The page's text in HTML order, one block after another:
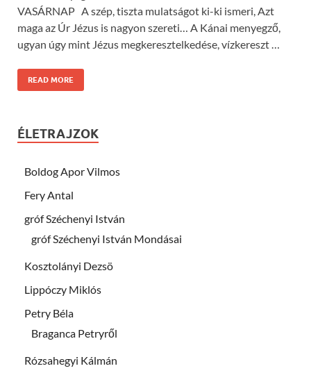
VASÁRNAP A szép, tiszta mulatságot ki-ki ismeri, Azt
maga az Úr Jézus is nagyon szereti… A Kánai menyegző,
ugyan úgy mint Jézus megkeresztelkedése, vízkereszt …
READ MORE
ÉLETRAJZOK
Boldog Apor Vilmos
Fery Antal
gróf Széchenyi István
gróf Széchenyi István Mondásai
Kosztolányi Dezsö
Lippóczy Miklós
Petry Béla
Braganca Petryről
Rózsahegyi Kálmán